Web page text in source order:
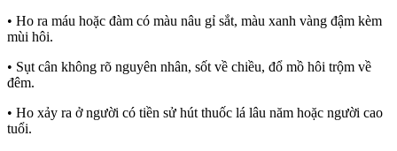
• Ho ra máu hoặc đàm có màu nâu gỉ sắt, màu xanh vàng đậm kèm
mùi hôi.
• Sụt cân không rõ nguyên nhân, sốt về chiều, đổ mồ hôi trộm về
đêm.
• Ho xảy ra ở người có tiền sử hút thuốc lá lâu năm hoặc người cao
tuổi.